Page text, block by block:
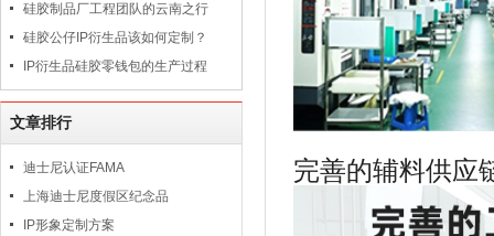
硅胶制品厂工程团队的云南之行
硅胶公仔IP衍生品该如何定制？
IP衍生品硅胶零钱包的生产过程
文章排行
迪士尼认证FAMA
上海迪士尼度假区纪念品
IP形象定制方案
完善的辅料供应